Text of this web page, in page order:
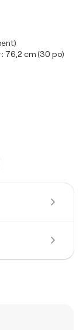
76,2 cm (30 po)